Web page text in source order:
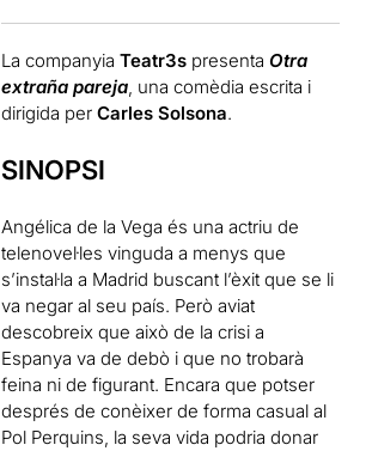
La companyiaTeatr3s presentaOtra
extraña pareja, una comèdia escrita i
dirigida perCarles Solsona.
SINOPSI
Angélica de la Vega és una actriu de
telenovel·les vinguda a menys que
s’instal·la a Madrid buscant l’èxit que se li
va negar al seu país. Però aviat
descobreix que això de la crisi a
Espanya va de debò i que no trobarà
feina ni de figurant. Encara que potser
després de conèixer de forma casual al
Pol Perquins, la seva vida podria donar